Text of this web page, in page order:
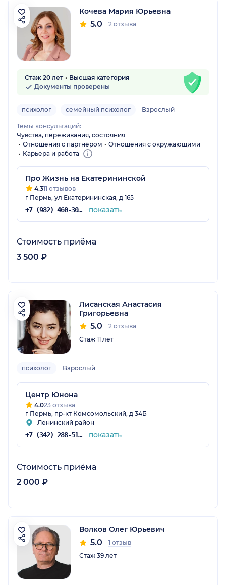
Кочева Мария Юрьевна
5.0 2 отзыва
Стаж 20 лет
Высшая категория
Документы проверены
психолог семейный психолог Взрослый
Темы консультаций:
Чувства, переживания, состояния
Отношения с партнёром
Отношения с окружающими
Карьера и работа
Про Жизнь на Екатерининской
4.311 отзывов
г Пермь, ул Екатерининская, д 165
+7 (982) 460-30-30 показать
Стоимость приёма
3 500 ₽
Лисанская Анастасия
Григорьевна
5.0
2 отзыва
Стаж 11 лет
психолог Взрослый
Центр Юнона
4.023 отзыва
г Пермь, пр-кт Комсомольский, д 34Б
Ленинский район
+7 (342) 288-51-79 показать
Стоимость приёма
2 000 ₽
Волков Олег Юрьевич
5.0
1 отзыв
Стаж 39 лет